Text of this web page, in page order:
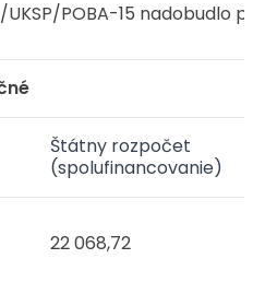
POBA-15 nadobudlo
Štátny rozpočet
(spolufinancovanie)
22 068,72